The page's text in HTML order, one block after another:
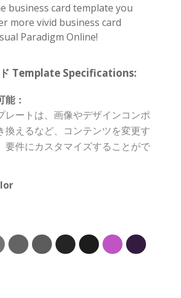
business card template you
more vivid business card
Paradigm Online!
ド Template Specifications:
能：
レートは、画像やデザインコンポ
換えるなど、コンテンツを変更す
要件にカスタマイズすることがで